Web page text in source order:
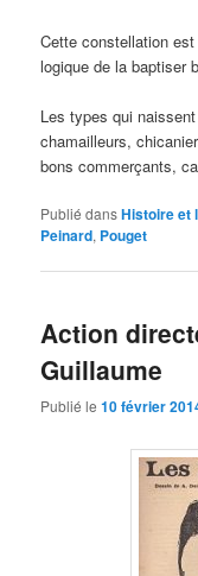
Cette constellation
logique de la baptiser
Les types qui
chamailleurs,
bons commerçants,
Publié dansHistoire et
Peinard, Pouget
Action
Guillaume
Publié le10 février